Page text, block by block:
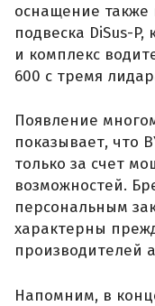
оснащение также
подвеска DiSus-
и комплекс
600 с тремя
Появление
показывает, что
только за счет
возможностей.
персональным
характерны
производителей
Напомним, в